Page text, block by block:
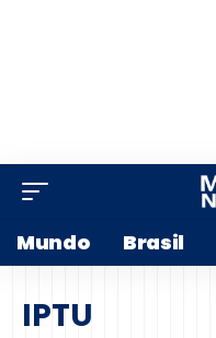
Mundo Brasil
IPTU